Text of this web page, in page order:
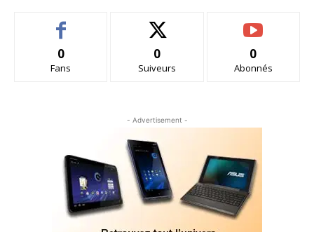
0
Fans
0
Suiveurs
0
Abonnés
- Advertisement -